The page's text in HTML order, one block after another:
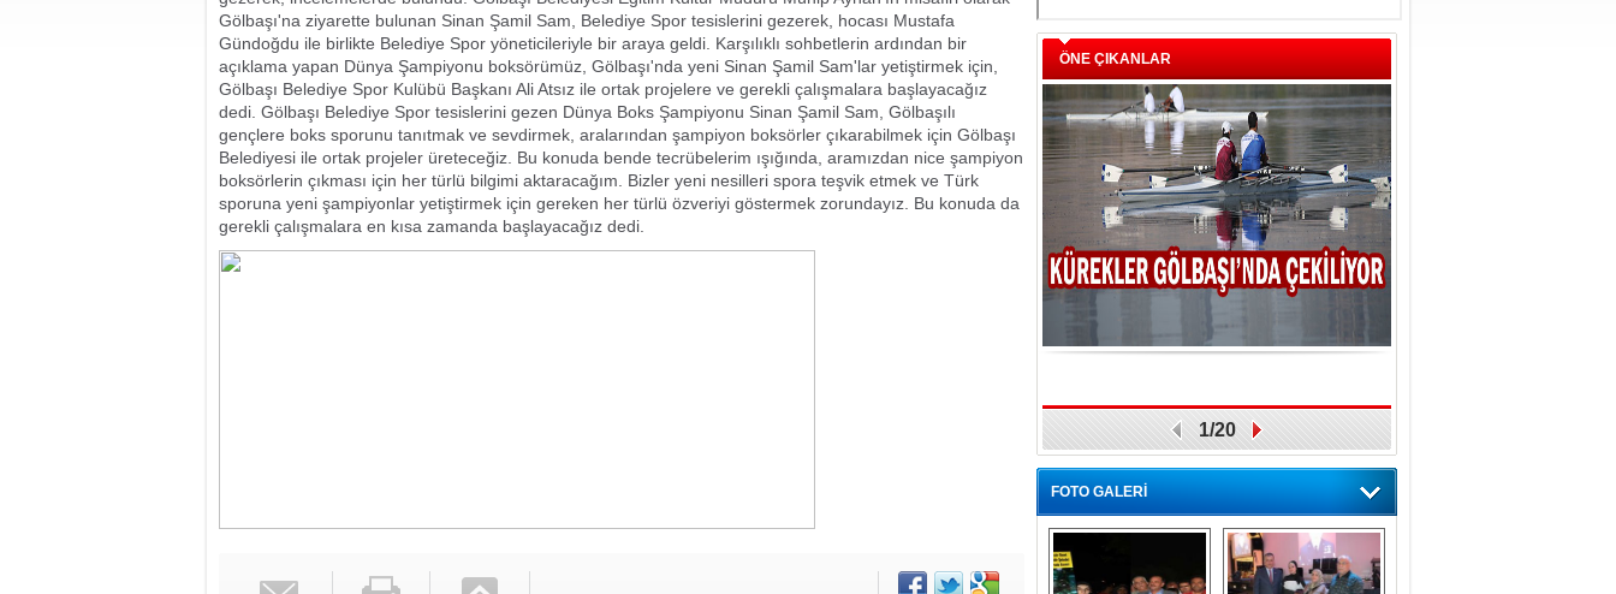
Gölbaşı'na ziyarette bulunan Sinan Şamil Sam, Belediye Spor tesislerini gezerek, hocası Mustafa
Gündoğdu ile birlikte Belediye Spor yöneticileriyle bir araya geldi. Karşılıklı sohbetlerin ardından bir
açıklama yapan Dünya Şampiyonu boksörümüz, Gölbaşı'nda yeni Sinan Şamil Sam'lar yetiştirmek için,
Gölbaşı Belediye Spor Kulübü Başkanı Ali Atsız ile ortak projelere ve gerekli çalışmalara başlayacağız
dedi. Gölbaşı Belediye Spor tesislerini gezen Dünya Boks Şampiyonu Sinan Şamil Sam, Gölbaşılı
gençlere boks sporunu tanıtmak ve sevdirmek, aralarından şampiyon boksörler çıkarabilmek için Gölbaşı
Belediyesi ile ortak projeler üreteceğiz. Bu konuda bende tecrübelerim ışığında, aramızdan nice şampiyon
boksörlerin çıkması için her türlü bilgimi aktaracağım. Bizler yeni nesilleri spora teşvik etmek ve Türk
sporuna yeni şampiyonlar yetiştirmek için gereken her türlü özveriyi göstermek zorundayız. Bu konuda da
gerekli çalışmalara en kısa zamanda başlayacağız dedi.
ÖNE ÇIKANLAR
1/20
FOTO GALERİ